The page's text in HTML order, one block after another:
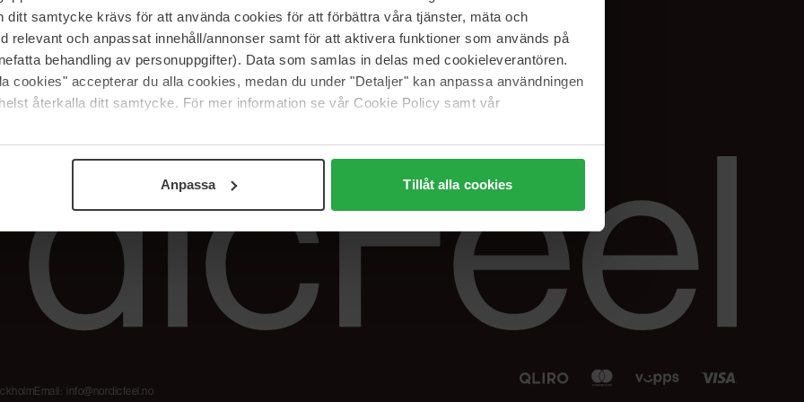
ditt samtycke krävs för att använda cookies för att förbättra våra tjänster, mäta och
relevant och anpassat innehåll/annonser samt för att aktivera funktioner som används på
behandling av personuppgifter). Data som samlas in delas med cookieleverantören.
cookies" accepterar du alla cookies, medan du under "Detaljer" kan anpassa användningen
återkalla ditt samtycke. För mer information se vår Cookie Policy samt vår
Anpassa Tillåt alla cookies
The Beauty Edit
Jobb hos oss
Samarbeidspartner
Spor bestillingen min
Retur og reklamasjon
Blush har blitt
Nordicfeel
Instagram
Linkedin
Email: info@nordicfeel.no